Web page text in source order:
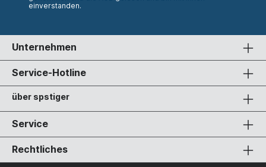
einverstanden.
Unternehmen
Service-Hotline
über spstiger
Service
Rechtliches